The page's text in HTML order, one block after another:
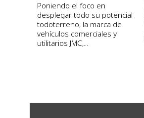
Poniendo el foco en
desplegar todo su potencial
todoterreno, la marca de
vehículos comerciales y
utilitarios JMC,...